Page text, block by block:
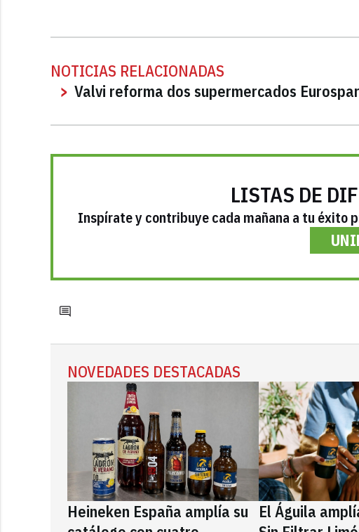
NOTICIAS RELACIONADAS
Valvi reforma dos supermercados
LISTAS DE
Inspírate y contribuye cada mañana a tu éxito
NOVEDADES DESTACADAS
Heineken España amplía su
El Águila